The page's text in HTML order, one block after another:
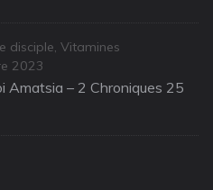
disciple, Vitamines
2023
Amatsia – 2 Chroniques 25